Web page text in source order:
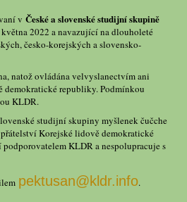
v České a slovenské studijní skupině
května 2022 a navazující na dlouholeté
česko-korejských a slovensko-
natož ovládána velvyslanectvím ani
republiky. Podmínkou
KLDR.
studijní skupiny myšlenek čučche
Korejské lidově demokratické
KLDR a nespolupracuje s
pektusan@kldr.info.